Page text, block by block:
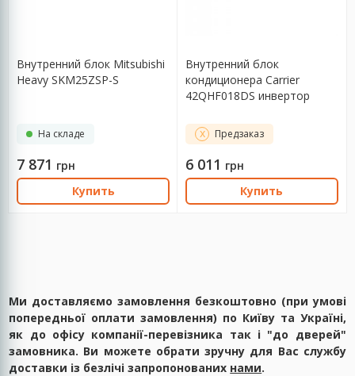
Внутренний блок Mitsubishi
Heavy SKM25ZSP-S
На складе
7 871 грн
Купить
Внутренний блок
кондиционера Carrier
42QHF018DS инвертор
Предзаказ
6 011 грн
Купить
Ми доставляємо замовлення безкоштовно (при умові
попередньої оплати замовлення) по Київу та Україні,
як до офісу компанії-перевізника так і "до дверей"
замовника. Ви можете обрати зручну для Вас службу
доставки із безлічі запропонованих нами.